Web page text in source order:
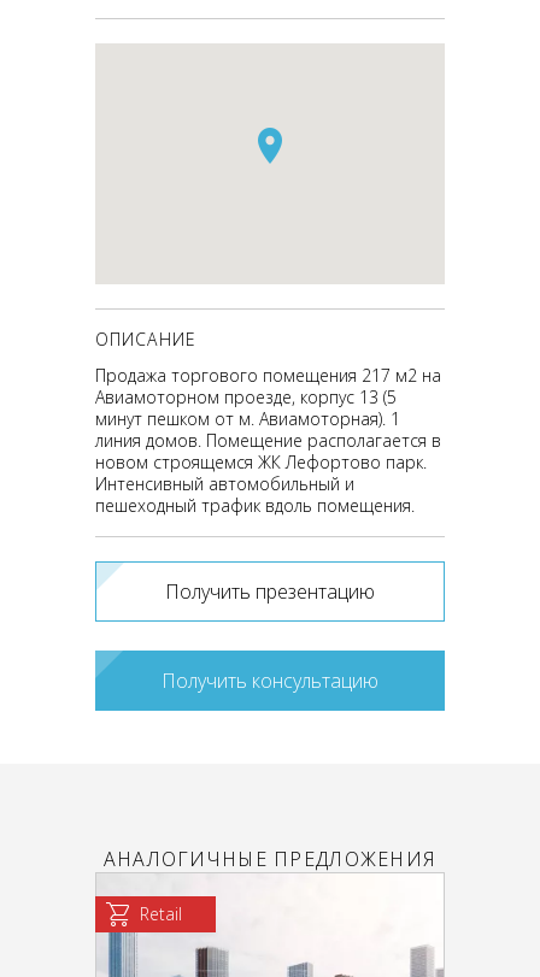
ОПИСАНИЕ
Продажа торгового помещения 217 м2 на
Авиамоторном проезде, корпус 13 (5
минут пешком от м. Авиамоторная). 1
линия домов. Помещение располагается в
новом строящемся ЖК Лефортово парк.
Интенсивный автомобильный и
пешеходный трафик вдоль помещения.
Получить презентацию
Получить консультацию
АНАЛОГИЧНЫЕ ПРЕДЛОЖЕНИЯ
Retail